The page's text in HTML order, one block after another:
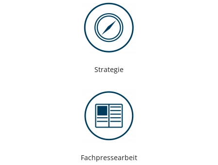
Strategie
Fachpressearbeit